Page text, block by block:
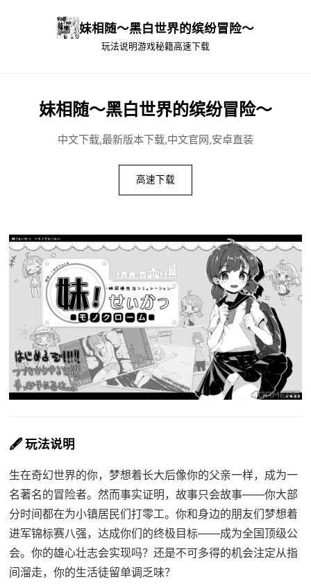
妹相随～黑白世界的缤纷冒险～
玩法说明游戏秘籍高速下载
妹相随～黑白世界的缤纷冒险～
中文下载,最新版本下载,中文官网,安卓直装
高速下载
🖋️ 玩法说明
生在奇幻世界的你，梦想着长大后像你的父亲一样，成为一
名著名的冒险者。然而事实证明，故事只会故事——你大部
分时间都在为小镇居民们打零工。你和身边的朋友们梦想着
进军锦标赛八强，达成你们的终极目标——成为全国顶级公
会。你的雄心壮志会实现吗？还是不可多得的机会注定从指
间溜走，你的生活徒留单调乏味？